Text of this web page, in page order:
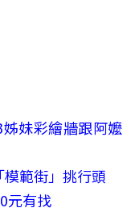
妹彩繪牆跟阿嬤
範街」挑行頭
元有找